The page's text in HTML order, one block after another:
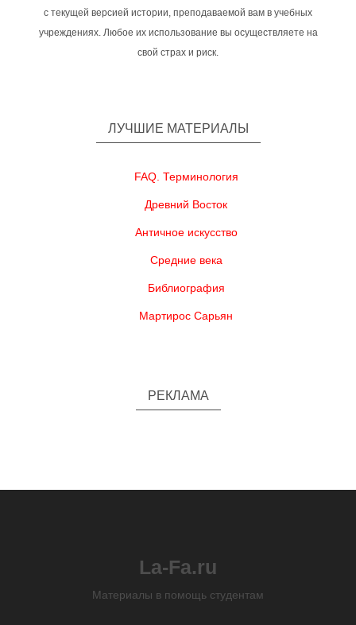
с текущей версией истории, преподаваемой вам в учебных
учреждениях. Любое их использование вы осуществляете на
свой страх и риск.
ЛУЧШИЕ МАТЕРИАЛЫ
FAQ. Терминология
Древний Восток
Античное искусство
Средние века
Библиография
Мартирос Сарьян
РЕКЛАМА
La-Fa.ru
Материалы в помощь студентам